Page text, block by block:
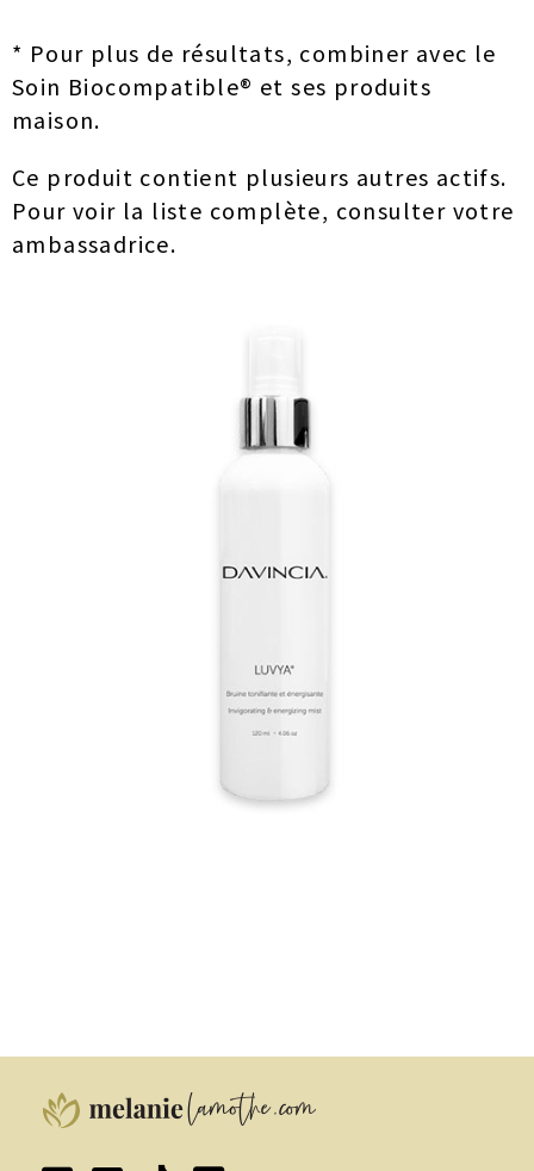
* Pour plus de résultats, combiner avec le
Soin Biocompatible® et ses produits
maison.
Ce produit contient plusieurs autres actifs.
Pour voir la liste complète, consulter votre
ambassadrice.